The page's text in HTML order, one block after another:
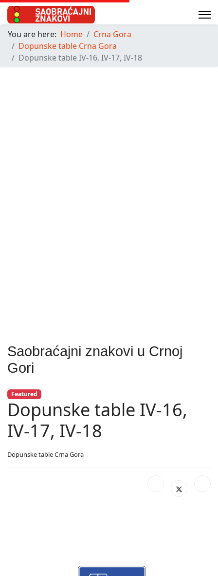
You are here: Home
Crna Gora
Dopunske table Crna Gora
Dopunske table IV-16, IV-17, IV-18
Saobraćajni znakovi u Crnoj
Gori
Featured
Dopunske table IV-16,
IV-17, IV-18
Dopunske table Crna Gora